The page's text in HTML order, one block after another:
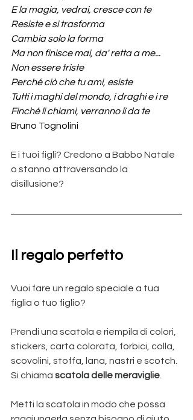
E la magia, vedrai, cresce con te
Resiste e si trasforma
Cambia solo la forma
Ma non finisce mai, da' retta a me...
Non essere triste
Perché ciò che tu ami, esiste
Tutti i maghi del mondo, i draghi e i re
Finché li chiami, verranno lì da te
Bruno Tognolini
E i tuoi figli? Credono a Babbo Natale
o stanno attraversando la
disillusione?
Il regalo perfetto
Vuoi fare un regalo speciale a tua
figlia o tuo figlio?
Prendi una scatola e riempila di colori,
stickers, carta colorata, forbici, colla,
scovolini, stoffa, lana, nastri e scotch.
Si chiama scatola delle meraviglie
Metti la scatola in modo che possa